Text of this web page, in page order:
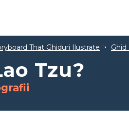
That Ghiduri Ilustrate
Tzu?